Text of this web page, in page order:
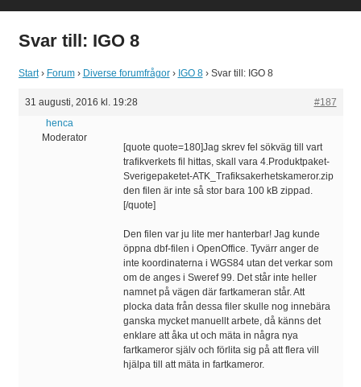
Svar till: IGO 8
Start › Forum › Diverse forumfrågor › IGO 8 › Svar till: IGO 8
31 augusti, 2016 kl. 19:28
#187
henca
Moderator
[quote quote=180]Jag skrev fel sökväg till vart
trafikverkets fil hittas, skall vara 4.Produktpaket-
Sverigepaketet-ATK_Trafiksakerhetskameror.zip
den filen är inte så stor bara 100 kB zippad.
[/quote]
Den filen var ju lite mer hanterbar! Jag kunde
öppna dbf-filen i OpenOffice. Tyvärr anger de
inte koordinaterna i WGS84 utan det verkar som
om de anges i Sweref 99. Det står inte heller
namnet på vägen där fartkameran står. Att
plocka data från dessa filer skulle nog innebära
ganska mycket manuellt arbete, då känns det
enklare att åka ut och mäta in några nya
fartkameror själv och förlita sig på att flera vill
hjälpa till att mäta in fartkameror.